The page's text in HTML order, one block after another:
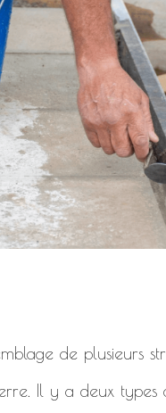
de plusieurs
Il y a deux types